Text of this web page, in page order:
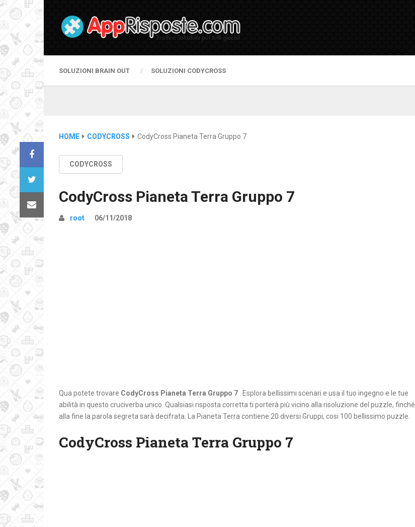
SOLUZIONI BRAIN OUT SOLUZIONI CODYCROSS
HOME CODYCROSS CodyCross Pianeta Terra Gruppo 7
CODYCROSS
CodyCross Pianeta Terra Gruppo 7
root 06/11/2018
Qua potete trovare CodyCross Pianeta Terra Gruppo 7
. Esplora bellissimi scenari e usa il tuo ingegno e le tue
abilità in questo cruciverba unico. Qualsiasi risposta corretta ti porterà più vicino alla risoluzione del puzzle, finché
alla fine la parola segreta sarà decifrata. La Pianeta Terra contiene 20 diversi Gruppi, cosi 100 bellissimo puzzle.
CodyCross Pianeta Terra Gruppo 7